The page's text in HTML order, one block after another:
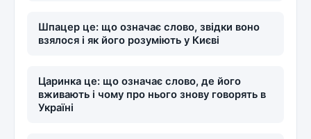
Шпацер це: що означає слово, звідки воно
взялося і як його розуміють у Києві
Царинка це: що означає слово, де його
вживають і чому про нього знову говорять в
Україні